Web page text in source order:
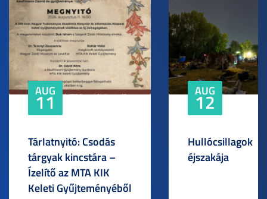
AUG
11
Tárlatnyitó: Csodás
tárgyak kincstára –
Ízelítő az MTA KIK
Keleti Gyűjteményéből
AUG
12
Hullócsillagok
éjszakája